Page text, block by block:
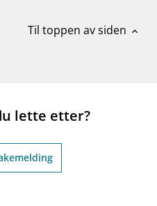
Til toppen av siden expand_less
lette etter?